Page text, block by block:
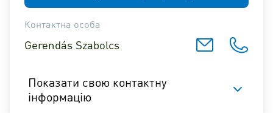
Контактна особа
Gerendás Szabolcs
Показати свою контактну
інформацію